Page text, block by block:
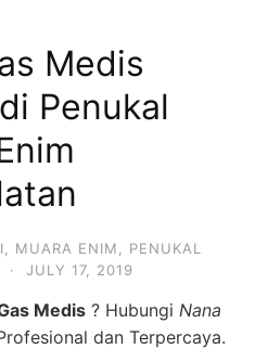
Medis
Penukal
MUARA ENIM
PENUKAL
· JULY 17, 2019
Medis ? Hubungi Nana
dan Terpercaya.